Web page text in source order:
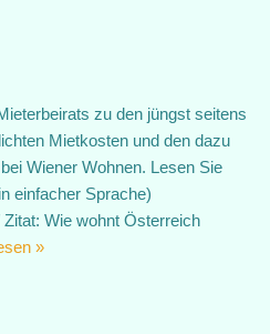
zu den jüngst seitens
Mietkosten und den dazu
Wiener Wohnen. Lesen Sie
einfacher Sprache)
Wie wohnt Österreich
»